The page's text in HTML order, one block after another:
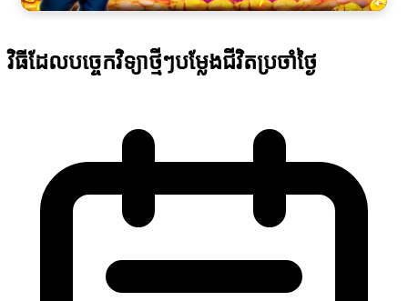
វិធីដែលបច្ចេកវិទ្យាថ្មីៗបម្លែងជីវិតប្រចាំថ្ងៃ